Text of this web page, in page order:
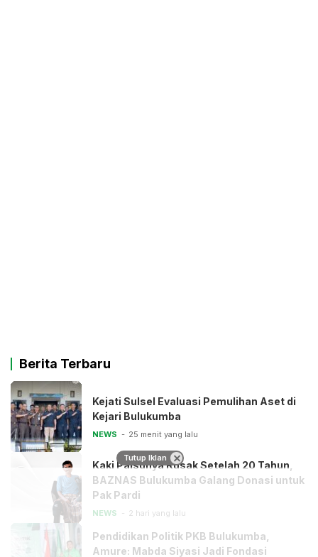
Berita Terbaru
Kejati Sulsel Evaluasi Pemulihan Aset di
Kejari Bulukumba
NEWS 25 menit yang lalu
Kaki Palsunya Rusak Setelah 20 Tahun,
BAZNAS Bulukumba Galang Donasi untuk
Pak Pardi
NEWS 2 hari yang lalu
Pendidikan Politik PKB Bulukumba,
Amure: Mabda Siyasi Jadi Fondasi
Tutup Iklan